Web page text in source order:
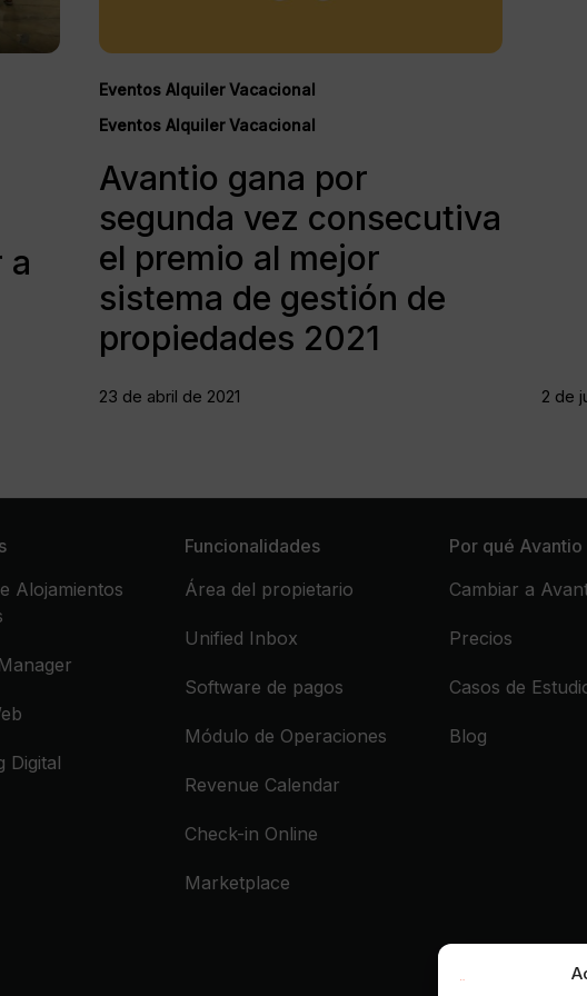
a
Eventos Alquiler Vacacional
Eventos Alquiler Vacacional
sistema
de
gestión
propiedades
2021
Avantio gana por
segunda vez consecutiva
el premio al mejor
sistema de gestión de
propiedades 2021
23 de abril de 2021 2 de
Alojamientos
Digital
Funcionalidades
Área del propietario
Unified Inbox
Software de pagos
Módulo de Operaciones
Revenue Calendar
Check-in Online
Marketplace
Por qué Avantio
Cambiar a
Precios
Casos de
Blog